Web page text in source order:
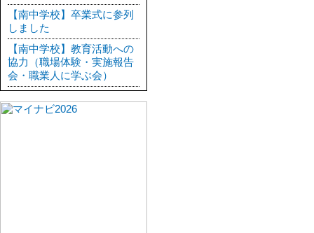
【南中学校】卒業式に参列
しました
【南中学校】教育活動への
協力（職場体験・実施報告
会・職業人に学ぶ会）